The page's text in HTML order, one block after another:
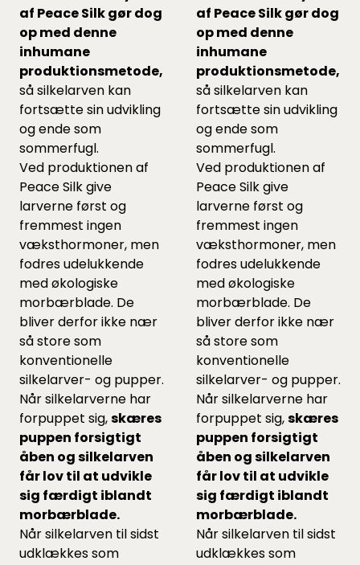
af Peace Silk gør dog
op med denne
inhumane
produktionsmetode,
så silkelarven kan
fortsætte sin udvikling
og ende som
sommerfugl.
Ved produktionen af
Peace Silk give
larverne først og
fremmest ingen
væksthormoner, men
fodres udelukkende
med økologiske
morbærblade. De
bliver derfor ikke nær
så store som
konventionelle
silkelarver- og pupper.
Når silkelarverne har
forpuppet sig,skæres
puppen forsigtigt
åben og silkelarven
får lov til at udvikle
sig færdigt iblandt
morbærblade.
Når silkelarven til sidst
udklækkes som
af Peace Silk gør dog
op med denne
inhumane
produktionsmetode,
så silkelarven kan
fortsætte sin udvikling
og ende som
sommerfugl.
Ved produktionen af
Peace Silk give
larverne først og
fremmest ingen
væksthormoner, men
fodres udelukkende
med økologiske
morbærblade. De
bliver derfor ikke nær
så store som
konventionelle
silkelarver- og pupper.
Når silkelarverne har
forpuppet sig,skæres
puppen forsigtigt
åben og silkelarven
får lov til at udvikle
sig færdigt iblandt
morbærblade.
Når silkelarven til sidst
udklækkes som